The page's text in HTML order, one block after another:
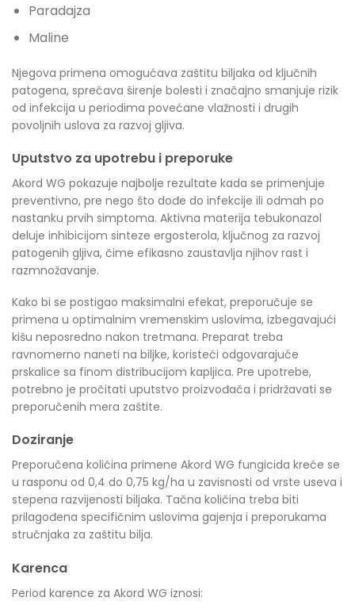
Paradajza
Maline
Njegova primena omogućava zaštitu biljaka od ključnih
patogena, sprečava širenje bolesti i značajno smanjuje rizik
od infekcija u periodima povećane vlažnosti i drugih
povoljnih uslova za razvoj gljiva.
Uputstvo za upotrebu i preporuke
Akord WG pokazuje najbolje rezultate kada se primenjuje
preventivno, pre nego što dođe do infekcije ili odmah po
nastanku prvih simptoma. Aktivna materija tebukonazol
deluje inhibicijom sinteze ergosterola, ključnog za razvoj
patogenih gljiva, čime efikasno zaustavlja njihov rast i
razmnožavanje.
Kako bi se postigao maksimalni efekat, preporučuje se
primena u optimalnim vremenskim uslovima, izbegavajući
kišu neposredno nakon tretmana. Preparat treba
ravnomerno naneti na biljke, koristeći odgovarajuće
prskalice sa finom distribucijom kapljica. Pre upotrebe,
potrebno je pročitati uputstvo proizvođača i pridržavati se
preporučenih mera zaštite.
Doziranje
Preporučena količina primene Akord WG fungicida kreće se
u rasponu od 0,4 do 0,75 kg/ha u zavisnosti od vrste useva i
stepena razvijenosti biljaka. Tačna količina treba biti
prilagođena specifičnim uslovima gajenja i preporukama
stručnjaka za zaštitu bilja.
Karenca
Period karence za Akord WG iznosi: